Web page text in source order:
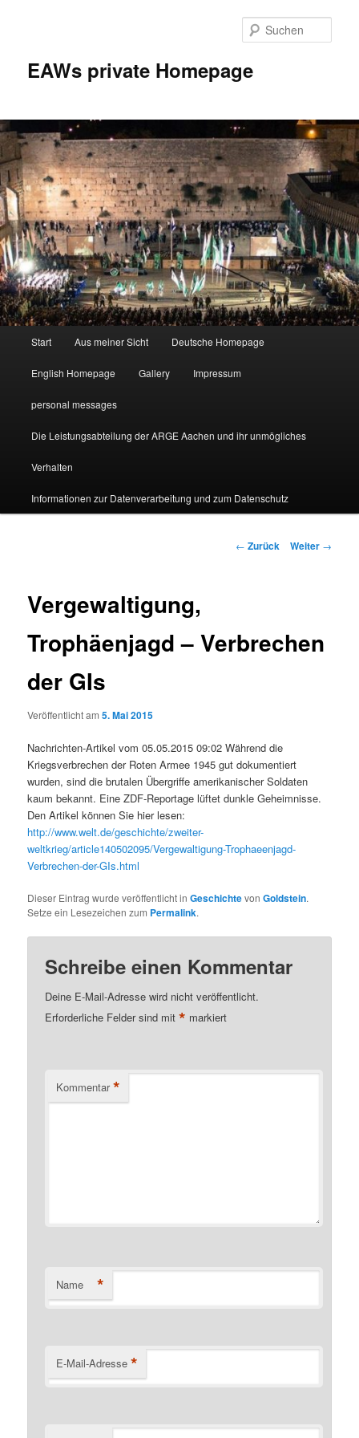
EAWs private Homepage
Start Aus meiner Sicht Deutsche Homepage
English Homepage Gallery Impressum
personal messages
Die Leistungsabteilung der ARGE Aachen und ihr unmögliches
Verhalten
Informationen zur Datenverarbeitung und zum Datenschutz
Beitragsnavigation
← Zurück Weiter →
Vergewaltigung,
Trophäenjagd – Verbrechen
der GIs
Veröffentlicht am5. Mai 2015
Nachrichten-Artikel vom 05.05.2015 09:02 Während die
Kriegsverbrechen der Roten Armee 1945 gut dokumentiert
wurden, sind die brutalen Übergriffe amerikanischer Soldaten
kaum bekannt. Eine ZDF-Reportage lüftet dunkle Geheimnisse.
Den Artikel können Sie hier lesen:
http://www.welt.de/geschichte/zweiter-
weltkrieg/article140502095/Vergewaltigung-Trophaeenjagd-
Verbrechen-der-GIs.html
Dieser Eintrag wurde veröffentlicht inGeschichtevonGoldstein.
Setze ein Lesezeichen zum Permalink.
Schreibe einen Kommentar
Deine E-Mail-Adresse wird nicht veröffentlicht.
Erforderliche Felder sind mit* markiert
Kommentar *
Name *
E-Mail-Adresse *